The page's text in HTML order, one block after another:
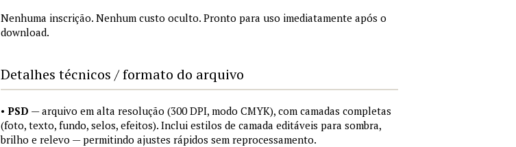
Nenhuma inscrição. Nenhum custo oculto. Pronto para uso imediatamente após o
download.
Detalhes técnicos / formato do arquivo
• PSD — arquivo em alta resolução (300 DPI, modo CMYK), com camadas completas
(foto, texto, fundo, selos, efeitos). Inclui estilos de camada editáveis para sombra,
brilho e relevo — permitindo ajustes rápidos sem reprocessamento.